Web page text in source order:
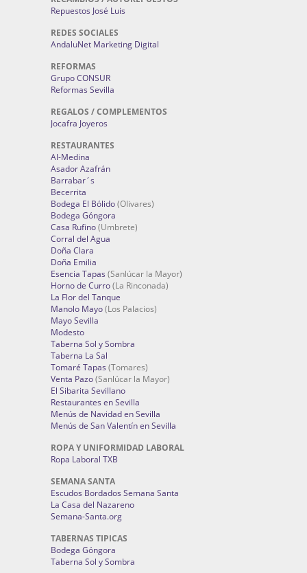
Repuestos José Luis
REDES SOCIALES
AndaluNet Marketing Digital
REFORMAS
Grupo CONSUR
Reformas Sevilla
REGALOS / COMPLEMENTOS
Jocafra Joyeros
RESTAURANTES
Al-Medina
Asador Azafrán
Barrabar´s
Becerrita
Bodega El Bólido(Olivares)
Bodega Góngora
Casa Rufino(Umbrete)
Corral del Agua
Doña Clara
Doña Emilia
Esencia Tapas (Sanlúcar la Mayor)
Horno de Curro(La Rinconada)
La Flor del Tanque
Manolo Mayo(Los Palacios)
Mayo Sevilla
Modesto
Taberna Sol y Sombra
Taberna La Sal
Tomaré Tapas (Tomares)
Venta Pazo(Sanlúcar la Mayor)
El Sibarita Sevillano
Restaurantes en Sevilla
Menús de Navidad en Sevilla
Menús de San Valentín en Sevilla
ROPA Y UNIFORMIDAD LABORAL
Ropa Laboral TXB
SEMANA SANTA
Escudos Bordados Semana Santa
La Casa del Nazareno
Semana-Santa.org
TABERNAS TIPICAS
Bodega Góngora
Taberna Sol y Sombra